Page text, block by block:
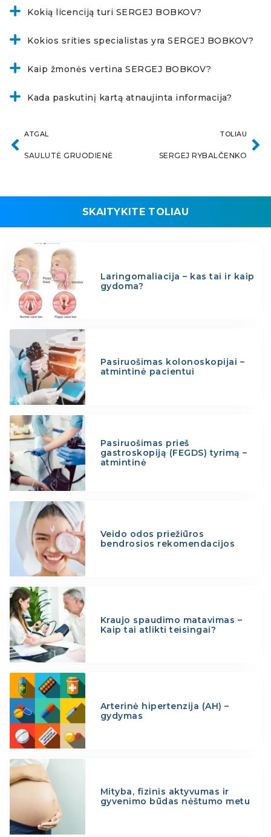
Kokią licenciją turi SERGEJ BOBKOV?
Kokios srities specialistas yra SERGEJ BOBKOV?
Kaip žmonės vertina SERGEJ BOBKOV?
Kada paskutinį kartą atnaujinta informacija?
ATGAL
SAULUTĖ GRUODIENĖ
TOLIAU
SERGEJ RYBALČENKO
SKAITYKITE TOLIAU
Laringomaliacija – kas tai ir kaip
gydoma?
Pasiruošimas kolonoskopijai –
atmintinė pacientui
Pasiruošimas prieš
gastroskopiją (FEGDS) tyrimą –
atmintinė
Veido odos priežiūros
bendrosios rekomendacijos
Kraujo spaudimo matavimas –
Kaip tai atlikti teisingai?
Arterinė hipertenzija (AH) –
gydymas
Mityba, fizinis aktyvumas ir
gyvenimo būdas nėštumo metu